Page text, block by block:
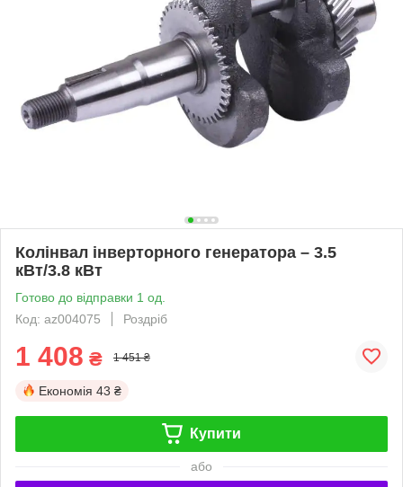
Колінвал інверторного генератора – 3.5
кВт/3.8 кВт
Готово до відправки 1 од.
Код: az004075
Роздріб
1 408 ₴ 1 451 ₴
Економія 43 ₴
Купити
або